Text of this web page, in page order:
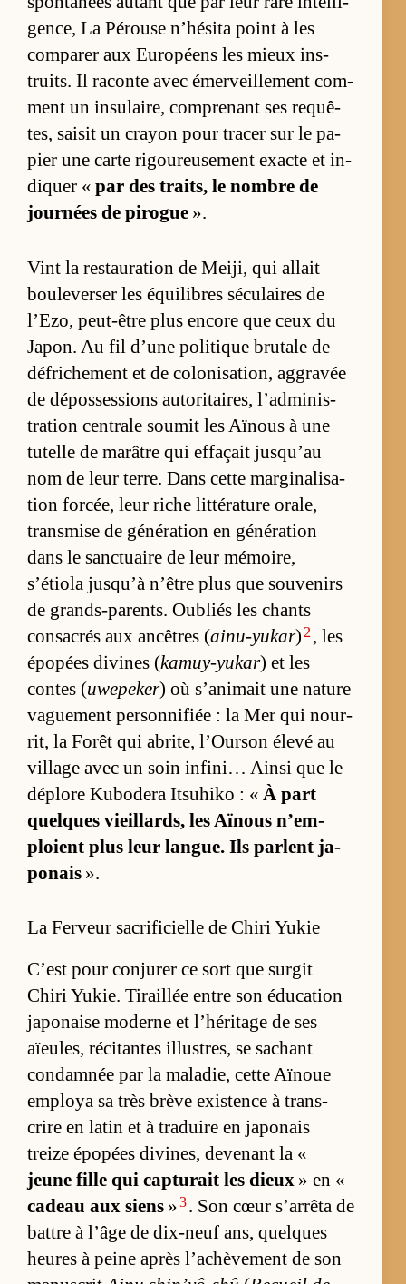
gen­ce, La Pé­rouse n’­hé­sita point à les
com­pa­rer aux Eu­ro­péens les mieux ins­
truits. Il ra­conte avec émer­veille­ment com­
ment un in­su­lai­re, com­pre­nant ses requê­
tes, sai­sit un crayon pour tra­cer sur le pa­
pier une carte ri­gou­reu­se­ment exacte et in­
diquer « par des traits, le nombre de
jour­nées de pi­rogue ».
Vint la res­tau­ra­tion de Meiji, qui al­lait
bou­le­ver­ser les équi­libres sé­cu­laires de
l’Ezo, peut-être plus en­core que ceux du
Ja­pon. Au fil d’une po­li­tique bru­tale de
dé­fri­che­ment et de co­lo­ni­sa­tion, ag­gra­vée
de dé­pos­ses­sions au­to­ri­tai­res, l’ad­mi­nis­
tra­tion cen­trale sou­mit les Aï­nous à une
tu­telle de ma­râtre qui ef­façait jusqu’au
nom de leur terre. Dans cette mar­gi­na­li­sa­
tion for­cée, leur riche lit­té­ra­ture ora­le,
trans­mise de gé­né­ra­tion en gé­né­ra­tion
dans le sanc­tuaire de leur mé­moi­re,
s’étiola jusqu’à n’être plus que sou­ve­nirs
de grands-pa­rents. Ou­bliés les chants
consa­crés aux an­cêtres (ainu-yukar) 2 , les
épo­pées di­vines (kamuy-yukar) et les
contes (uwepeker) où s’ani­mait une na­ture
va­gue­ment per­son­ni­fiée : la Mer qui nour­
rit, la Fo­rêt qui abri­te, l’Our­son élevé au
vil­lage avec un soin in­fi­ni… Ainsi que le
dé­plore Ku­bo­dera It­su­hiko : « À part
quelques vieillards, les Aï­nous n’em­
ploient plus leur langue. Ils parlent ja­
po­nais ».
La Ferveur sacrificielle de Chiri Yukie
C’est pour conju­rer ce sort que sur­git
Chiri Yu­kie. Ti­raillée entre son édu­ca­tion
ja­po­naise mo­derne et l’­hé­ri­tage de ses
aïeu­les, ré­ci­tantes illus­tres, se sa­chant
condam­née par la ma­la­die, cette Aï­noue
em­ploya sa très brève exis­tence à trans­
crire en la­tin et à tra­duire en ja­po­nais
treize épo­pées di­vi­nes, de­ve­nant la «
jeune fille qui cap­tu­rait les dieux » en «
ca­deau aux siens »3. Son cœur s’ar­rêta de
battre à l’âge de dix-neuf ans, quelques
heures à peine après l’achè­ve­ment de son